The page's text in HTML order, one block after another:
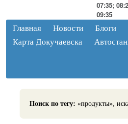
07:35;
09:35
Главная Новости Блоги
Карта Докучаевска
Поиск по тегу: «продукты»,